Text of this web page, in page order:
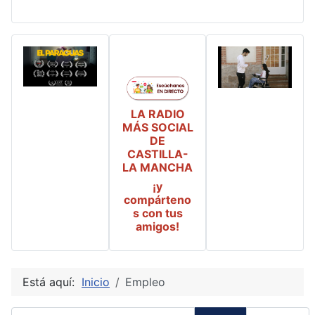
LA RADIO
MÁS SOCIAL
DE
CASTILLA-
LA MANCHA
¡y
compárteno
s con tus
amigos!
Está aquí: Inicio Empleo